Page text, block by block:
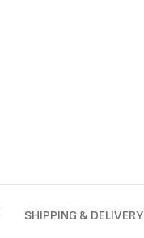
SHIPPING & DELIVERY